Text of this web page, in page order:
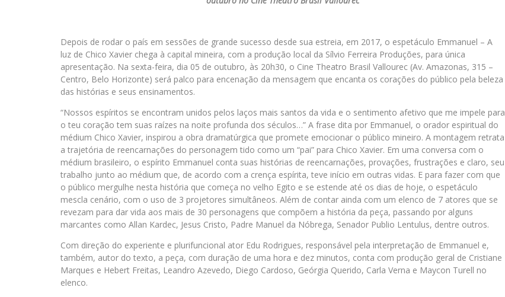
Depois de rodar o país em sessões de grande sucesso desde sua estreia, em 2017, o espetáculo Emmanuel – A
luz de Chico Xavier chega à capital mineira, com a produção local da Sílvio Ferreira Produções, para única
apresentação. Na sexta-feira, dia 05 de outubro, às 20h30, o Cine Theatro Brasil Vallourec (Av. Amazonas, 315 –
Centro, Belo Horizonte) será palco para encenação da mensagem que encanta os corações do público pela beleza
das histórias e seus ensinamentos.
“Nossos espíritos se encontram unidos pelos laços mais santos da vida e o sentimento afetivo que me impele para
o teu coração tem suas raízes na noite profunda dos séculos…” A frase dita por Emmanuel, o orador espiritual do
médium Chico Xavier, inspirou a obra dramatúrgica que promete emocionar o público mineiro. A montagem retrata
a trajetória de reencarnações do personagem tido como um “pai” para Chico Xavier. Em uma conversa com o
médium brasileiro, o espírito Emmanuel conta suas histórias de reencarnações, provações, frustrações e claro, seu
trabalho junto ao médium que, de acordo com a crença espírita, teve início em outras vidas. E para fazer com que
o público mergulhe nesta história que começa no velho Egito e se estende até os dias de hoje, o espetáculo
mescla cenário, com o uso de 3 projetores simultâneos. Além de contar ainda com um elenco de 7 atores que se
revezam para dar vida aos mais de 30 personagens que compõem a história da peça, passando por alguns
marcantes como Allan Kardec, Jesus Cristo, Padre Manuel da Nóbrega, Senador Publio Lentulus, dentre outros.
Com direção do experiente e plurifuncional ator Edu Rodrigues, responsável pela interpretação de Emmanuel e,
também, autor do texto, a peça, com duração de uma hora e dez minutos, conta com produção geral de Cristiane
Marques e Hebert Freitas, Leandro Azevedo, Diego Cardoso, Geórgia Querido, Carla Verna e Maycon Turell no
elenco.